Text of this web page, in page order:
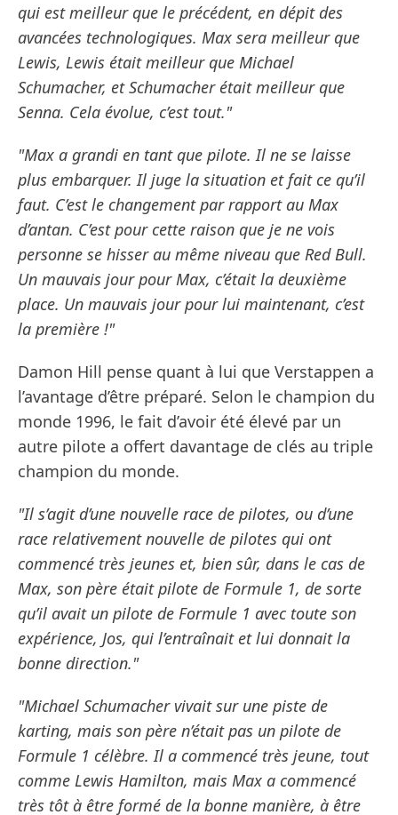
qui est meilleur que le précédent, en dépit des
avancées technologiques. Max sera meilleur que
Lewis, Lewis était meilleur que Michael
Schumacher, et Schumacher était meilleur que
Senna. Cela évolue, c’est tout."
"Max a grandi en tant que pilote. Il ne se laisse
plus embarquer. Il juge la situation et fait ce qu’il
faut. C’est le changement par rapport au Max
d’antan. C’est pour cette raison que je ne vois
personne se hisser au même niveau que Red Bull.
Un mauvais jour pour Max, c’était la deuxième
place. Un mauvais jour pour lui maintenant, c’est
la première !"
Damon Hill pense quant à lui que Verstappen a
l’avantage d’être préparé. Selon le champion du
monde 1996, le fait d’avoir été élevé par un
autre pilote a offert davantage de clés au triple
champion du monde.
"Il s’agit d’une nouvelle race de pilotes, ou d’une
race relativement nouvelle de pilotes qui ont
commencé très jeunes et, bien sûr, dans le cas de
Max, son père était pilote de Formule 1, de sorte
qu’il avait un pilote de Formule 1 avec toute son
expérience, Jos, qui l’entraînait et lui donnait la
bonne direction."
"Michael Schumacher vivait sur une piste de
karting, mais son père n’était pas un pilote de
Formule 1 célèbre. Il a commencé très jeune, tout
comme Lewis Hamilton, mais Max a commencé
très tôt à être formé de la bonne manière, à être